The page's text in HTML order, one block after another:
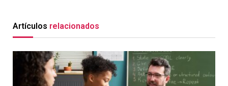
Artículos relacionados